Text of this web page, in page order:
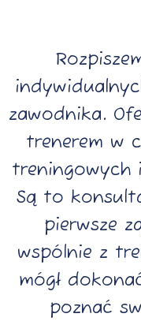
zawodnika.
trenerem w
treningowych
Są to
pierwsze
wspólnie z
mógł
poznać